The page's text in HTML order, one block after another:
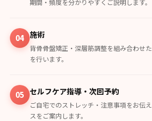
期間・頻度を分かりやすくご説明します。
04 施術
背骨骨盤矯正・深層筋調整を組み合わせ
を行います。
05 セルフケア指導・次回予約
ご自宅でのストレッチ・注意事項をお伝
スをご案内します。